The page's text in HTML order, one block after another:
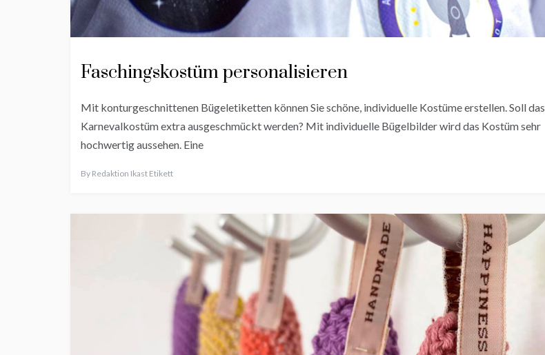
Faschingskostüm personalisieren
Mit konturgeschnittenen Bügeletiketten können Sie schöne, individuelle Kostüme erstellen. Soll das
Karnevalkostüm extra ausgeschmückt werden? Mit individuelle Bügelbilder wird das Kostüm sehr
hochwertig aussehen. Eine
By Redaktion Ikast Etikett